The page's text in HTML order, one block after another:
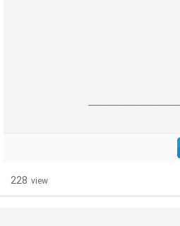
228 view